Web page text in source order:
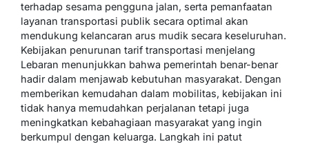
terhadap sesama pengguna jalan, serta pemanfaatan
layanan transportasi publik secara optimal akan
mendukung kelancaran arus mudik secara keseluruhan.
Kebijakan penurunan tarif transportasi menjelang
Lebaran menunjukkan bahwa pemerintah benar-benar
hadir dalam menjawab kebutuhan masyarakat. Dengan
memberikan kemudahan dalam mobilitas, kebijakan ini
tidak hanya memudahkan perjalanan tetapi juga
meningkatkan kebahagiaan masyarakat yang ingin
berkumpul dengan keluarga. Langkah ini patut